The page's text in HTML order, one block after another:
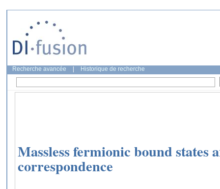
Recherche avancée Historique de recherche
Massless fermionic bound states
correspondence